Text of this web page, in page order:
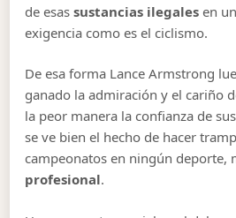
de esassustancias ilegales en
exigencia como es el ciclismo.
De esa forma Lance Armstrong
ganado la admiración y el cariño
la peor manera la confianza de
se ve bien el hecho de hacer
campeonatos en ningún deporte,
profesional.